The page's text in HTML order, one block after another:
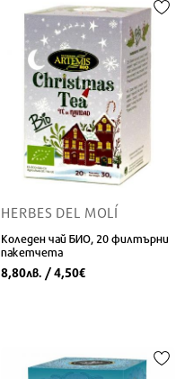
HERBES DEL MOLÍ
Коледен чай БИО, 20 филтърни
пакетчета
8,80лв. / 4,50€